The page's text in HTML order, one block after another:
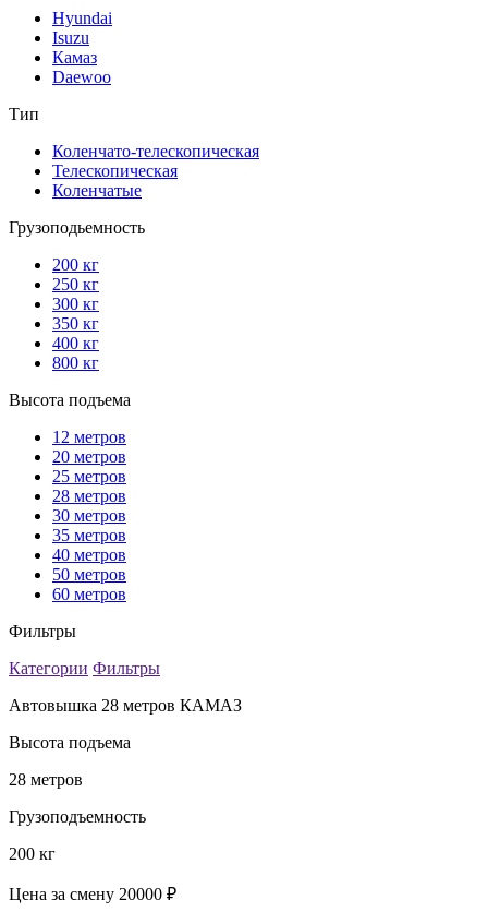
Hyundai
Isuzu
Камаз
Daewoo
Тип
Коленчато-телескопическая
Телескопическая
Коленчатые
Грузоподьемность
200 кг
250 кг
300 кг
350 кг
400 кг
800 кг
Высота подъема
12 метров
20 метров
25 метров
28 метров
30 метров
35 метров
40 метров
50 метров
60 метров
Фильтры
Категории Фильтры
Автовышка 28 метров КАМАЗ
Высота подъема
28 метров
Грузоподъемность
200 кг
Цена за смену 20000 ₽